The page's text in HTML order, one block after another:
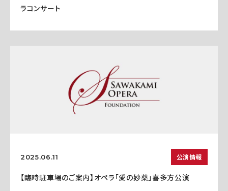
ラコンサート
2025.06.11 公演情報
【臨時駐車場のご案内】オペラ「愛の妙薬」喜多方公演